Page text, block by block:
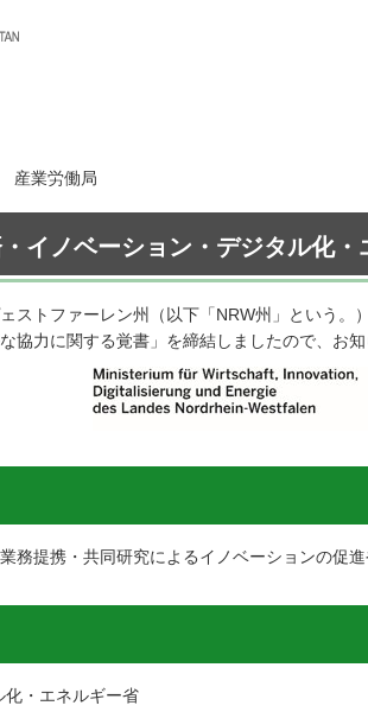
産業労働局
・イノベーション・デジタル化
ストファーレン州（以下「NRW州」という。
協力に関する覚書」を締結しましたので、お知
務提携・共同研究によるイノベーションの促
化・エネルギー省